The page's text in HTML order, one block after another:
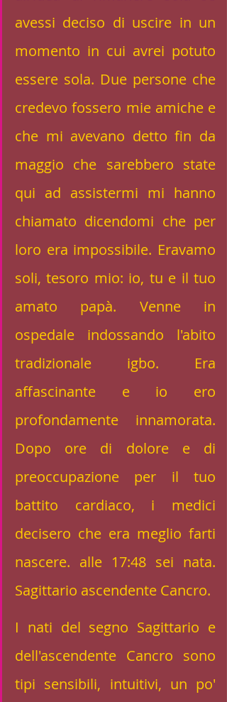
avessi deciso di uscire in un
momento in cui avrei potuto
essere sola. Due persone che
credevo fossero mie amiche e
che mi avevano detto fin da
maggio che sarebbero state
qui ad assistermi mi hanno
chiamato dicendomi che per
loro era impossibile. Eravamo
soli, tesoro mio: io, tu e il tuo
amato papà. Venne in
ospedale indossando l'abito
tradizionale igbo. Era
affascinante e io ero
profondamente innamorata.
Dopo ore di dolore e di
preoccupazione per il tuo
battito cardiaco, i medici
decisero che era meglio farti
nascere. alle 17:48 sei nata.
Sagittario ascendente Cancro.
I nati del segno Sagittario e
dell'ascendente Cancro sono
tipi sensibili, intuitivi, un po'